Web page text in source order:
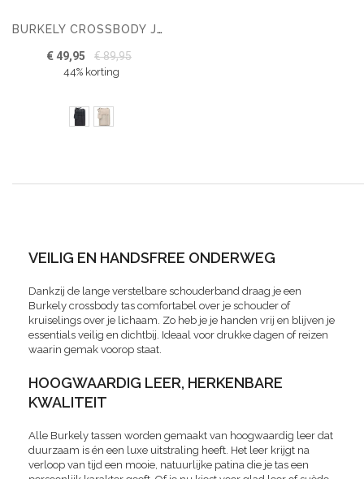
BURKELY CROSSBODY JUST JOLIE PHONE WALLET
€ 49,95 € 89,95
44% korting
VEILIG EN HANDSFREE ONDERWEG
Dankzij de lange verstelbare schouderband draag je een
Burkely crossbody tas comfortabel over je schouder of
kruiselings over je lichaam. Zo heb je je handen vrij en blijven je
essentials veilig en dichtbij. Ideaal voor drukke dagen of reizen
waarin gemak voorop staat.
HOOGWAARDIG LEER, HERKENBARE
KWALITEIT
Alle Burkely tassen worden gemaakt van hoogwaardig leer dat
duurzaam is én een luxe uitstraling heeft. Het leer krijgt na
verloop van tijd een mooie, natuurlijke patina die je tas een